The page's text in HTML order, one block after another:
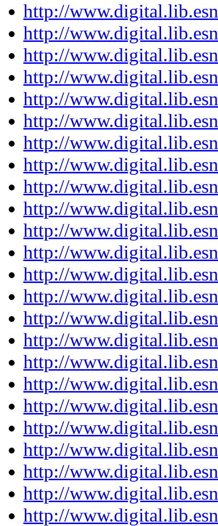
http://
http://
http://
http://
http://
http://
http://
http://
http://
http://
http://
http://
http://
http://
http://
http://
http://
http://
http://
http://
http://
http://
http://
http://